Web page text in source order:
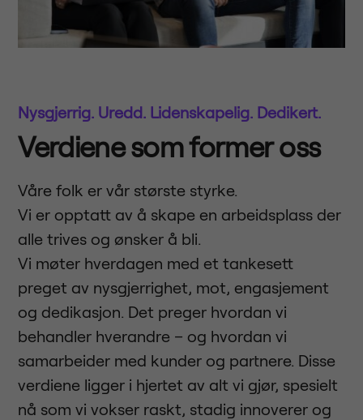
Nysgjerrig. Uredd. Lidenskapelig. Dedikert.
Verdiene som former oss
Våre folk er vår største styrke.
Vi er opptatt av å skape en arbeidsplass der
alle trives og ønsker å bli.
Vi møter hverdagen med et tankesett
preget av nysgjerrighet, mot, engasjement
og dedikasjon. Det preger hvordan vi
behandler hverandre – og hvordan vi
samarbeider med kunder og partnere. Disse
verdiene ligger i hjertet av alt vi gjør, spesielt
nå som vi vokser raskt, stadig innoverer og